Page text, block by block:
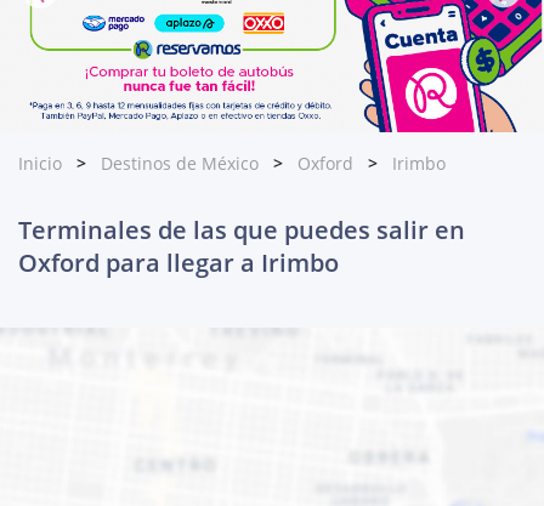
Inicio Destinos de México Oxford Irimbo
Terminales de las que puedes salir en
Oxford para llegar a Irimbo